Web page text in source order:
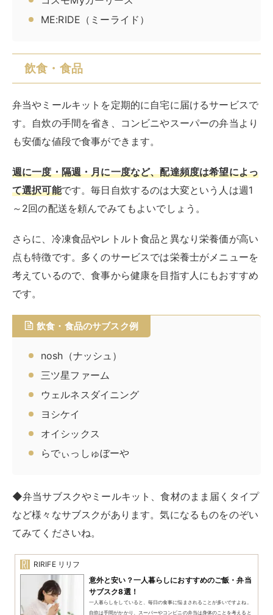
三ツ星ファーム
ウェルネスダイニング
オイシックス
らでぃっしゅぼーや
◆弁当サブスクやミールキット、食材のまま届くタイプ
など様々なサブスクがあります。気になるものをのぞい
てみてくださいね。
RIRIFE リリフ
意外と安い？一人暮らしにおすすめのご飯・弁当
一人暮らしをしていると、毎日の食事に悩まされることが多いですよね。
自炊は手間がかかり、スーパーやコンビニの弁当は身体のことを考えると
できれば避けたいでしょう。また、外食をすれば、費用がかさんでしま...
自炊が苦手な一人暮らしにおすすめ！食費も削れ
るミールキット5選
は時間や手間がかかります。そんなときにおすすめしたいのが「ミール...
サブスク9選
んか？とくに仕事や学校が忙しいと、ついついコンビニ弁当や外食に頼り
◆飲食系のサブスクには、コーヒーサブスクもありま
す。毎日コーヒーを飲む愛好家は、ぜひ参考にしてくだ
RIRIFE リリフ
コーヒーサブスクおすすめ10選！自宅やオフィス
で気軽にリラックス